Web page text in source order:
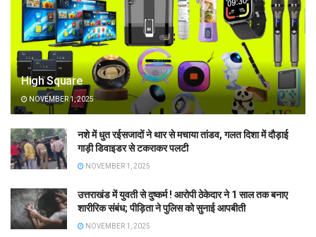
High Square
NOVEMBER 1, 2025
नशे में धुत रईसजादों ने थार से मचाया तांडव, गलत दिशा में दौड़ाई
गाड़ी डिवाइडर से टकराकर पलटी
NOVEMBER 1, 2025
उत्तराखंड में युवती से दुष्कर्म ! आरोपी ठेकेदार ने 1 साल तक बनाए
शारीरिक संबंध; पीड़िता ने पुलिस को सुनाई आपबीती
NOVEMBER 1, 2025